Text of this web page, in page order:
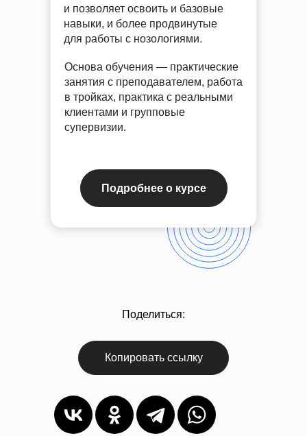
и позволяет освоить и базовые
навыки, и более продвинутые
для работы с нозологиями.
Основа обучения — практические
занятия с преподавателем, работа
в тройках, практика с реальными
клиентами и групповые
супервизии.
Подробнее о курсе
Поделиться:
Копировать ссылку